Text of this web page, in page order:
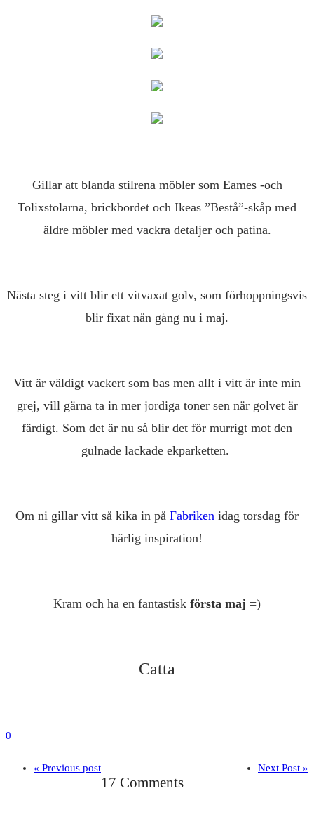
Gillar att blanda stilrena möbler som Eames -och
Tolixstolarna, brickbordet och Ikeas ”Bestå”-skåp med
äldre möbler med vackra detaljer och patina.
Nästa steg i vitt blir ett vitvaxat golv, som förhoppningsvis
blir fixat nån gång nu i maj.
Vitt är väldigt vackert som bas men allt i vitt är inte min
grej, vill gärna ta in mer jordiga toner sen när golvet är
färdigt. Som det är nu så blir det för murrigt mot den
gulnade lackade ekparketten.
Om ni gillar vitt så kika in på Fabriken idag torsdag för
härlig inspiration!
Kram och ha en fantastisk första maj =)
Catta
0
« Previous post Next Post »
17 Comments